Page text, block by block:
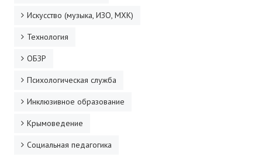
Искусство (музыка, ИЗО, МХК)
Технология
ОБЗР
Психологическая служба
Инклюзивное образование
Крымоведение
Социальная педагогика